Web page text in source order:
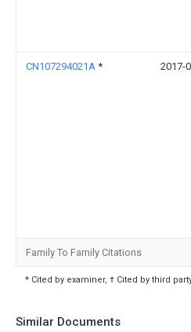
CN107294021A * 2017-
Family To Family Citations
* Cited by examiner, † Cited by third
Similar Documents